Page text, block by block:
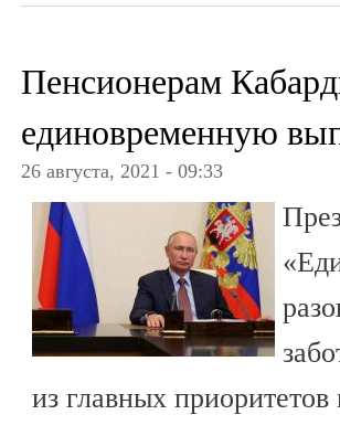
Пенсионерам
единовременную
26 августа, 2021 - 09:33
из главных приоритетов